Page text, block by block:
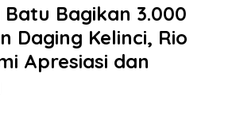
Batu Bagikan 3.000
Daging Kelinci, Rio
Apresiasi dan